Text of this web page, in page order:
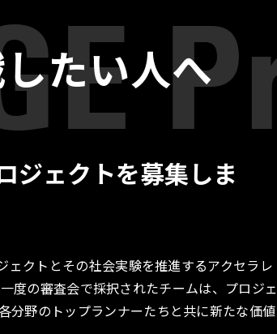
たい人へ
ジェクトを募集しま
クトとその社会実験を推進するアクセラレ
度の審査会で採択されたチームは、プロジェ
分野のトップランナーたちと共に新たな価値